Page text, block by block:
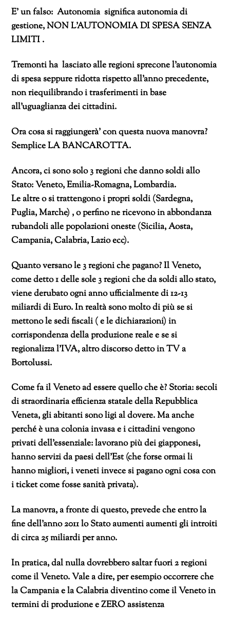
E’ un falso: Autonomia significa autonomia di
gestione, NON L’AUTONOMIA DI SPESA SENZA
LIMITI .
Tremonti ha lasciato alle regioni sprecone l’autonomia
di spesa seppure ridotta rispetto all’anno precedente,
non riequilibrando i trasferimenti in base
all’uguaglianza dei cittadini.
Ora cosa si raggiungerà’ con questa nuova manovra?
Semplice LA BANCAROTTA.
Ancora, ci sono solo 3 regioni che danno soldi allo
Stato: Veneto, Emilia-Romagna, Lombardia.
Le altre o si trattengono i propri soldi (Sardegna,
Puglia, Marche) , o perfino ne ricevono in abbondanza
rubandoli alle popolazioni oneste (Sicilia, Aosta,
Campania, Calabria, Lazio ecc).
Quanto versano le 3 regioni che pagano? Il Veneto,
come detto 1 delle sole 3 regioni che da soldi allo stato,
viene derubato ogni anno ufficialmente di 12-13
miliardi di Euro. In realtà sono molto di più se si
mettono le sedi fiscali ( e le dichiarazioni) in
corrispondenza della produzione reale e se si
regionalizza l’IVA, altro discorso detto in TV a
Bortolussi.
Come fa il Veneto ad essere quello che è? Storia: secoli
di straordinaria efficienza statale della Repubblica
Veneta, gli abitanti sono ligi al dovere. Ma anche
perché è una colonia invasa e i cittadini vengono
privati dell’essenziale: lavorano più dei giapponesi,
hanno servizi da paesi dell’Est (che forse ormai li
hanno migliori, i veneti invece si pagano ogni cosa con
i ticket come fosse sanità privata).
La manovra, a fronte di questo, prevede che entro la
fine dell’anno 2011 lo Stato aumenti aumenti gli introiti
di circa 25 miliardi per anno.
In pratica, dal nulla dovrebbero saltar fuori 2 regioni
come il Veneto. Vale a dire, per esempio occorrere che
la Campania e la Calabria diventino come il Veneto in
termini di produzione e ZERO assistenza